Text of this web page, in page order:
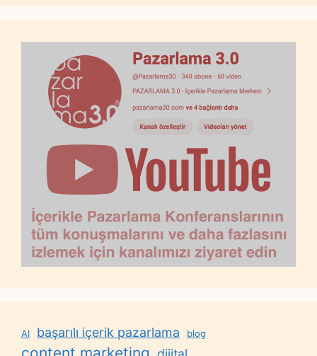
AI başarılı içerik pazarlama blog